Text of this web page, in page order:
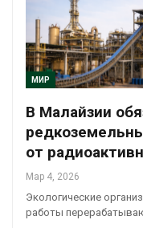
МИР
В Малайзии
от
Мар 4, 2026
Экологические
работы